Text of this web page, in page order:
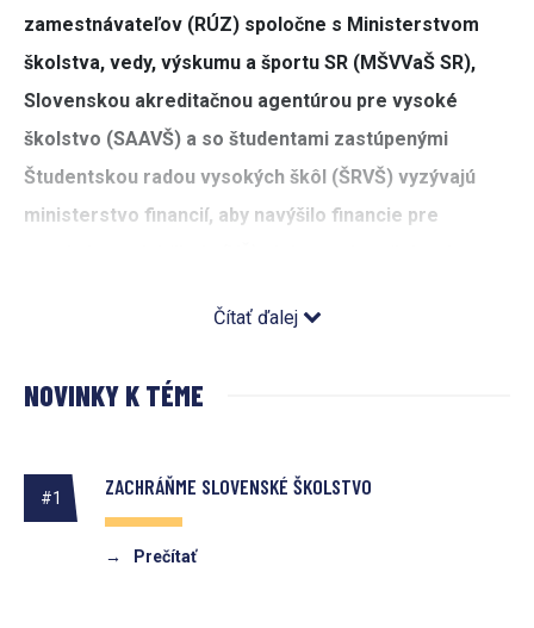
zamestnávateľov (RÚZ) spoločne s Ministerstvom
školstva, vedy, výskumu a športu SR (MŠVVaŠ SR),
Slovenskou akreditačnou agentúrou pre vysoké
školstvo (SAAVŠ) a so študentami zastúpenými
Študentskou radou vysokých škôl (ŠRVŠ) vyzývajú
ministerstvo financií, aby navýšilo financie pre
ohodnotenie môže byť podľa nich pre školy kľúčovým
Čítať ďalej
NOVINKY K TÉME
#1 ZACHRÁŇME SLOVENSKÉ ŠKOLSTVO
→ Prečítať